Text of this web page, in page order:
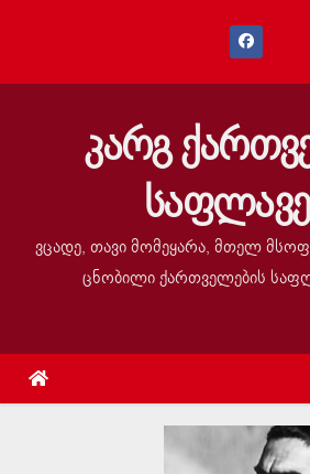
კარგ
ვცადე, თავი მომეყარა, მთელ
ცნობილი ქართველების